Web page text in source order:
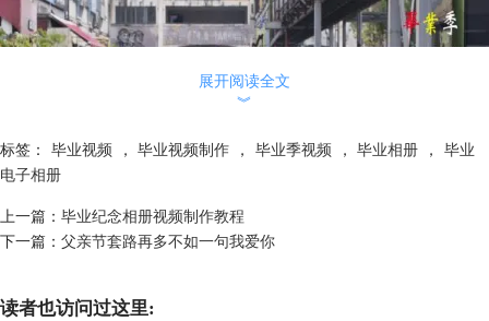
展开阅读全文
︾
标签： 毕业视频 ， 毕业视频制作 ， 毕业季视频 ， 毕业相册 ，
毕业
电子相册
上一篇： 毕业纪念相册视频制作教程
下一篇： 父亲节套路再多不如一句我爱你
读者也访问过这里: